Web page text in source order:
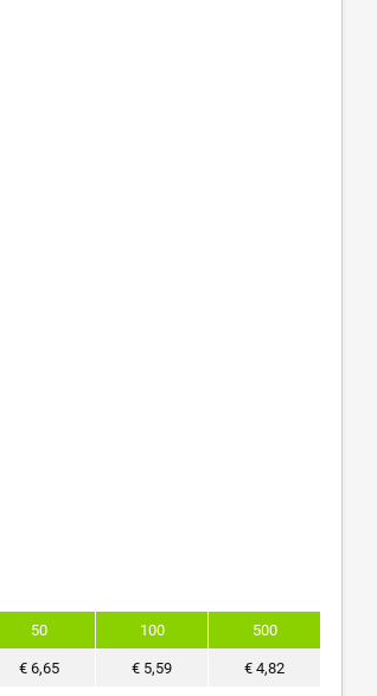
50 100 500
€ 6,65 € 5,59 € 4,82